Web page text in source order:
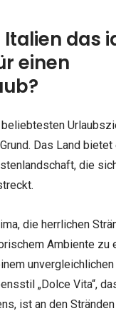
das
einen
Das Land bietet
die
die herrlichen
Ambiente zu
unvergleichlichen
„Dolce Vita“,
ist an den